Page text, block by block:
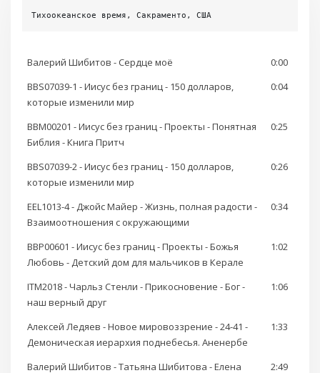
Тихоокеанское время, Сакраменто, США
Валерий Шибитов - Сердце моё
0:00
BBS07039-1 - Иисус без границ - 150 долларов,
которые изменили мир
0:04
BBM00201 - Иисус без границ - Проекты - Понятная
Библия - Книга Притч
0:25
BBS07039-2 - Иисус без границ - 150 долларов,
которые изменили мир
0:26
EEL1013-4 - Джойс Майер - Жизнь, полная радости -
Взаимоотношения с окружающими
0:34
BBP00601 - Иисус без границ - Проекты - Божья
Любовь - Детский дом для мальчиков в Керале
1:02
ITM2018 - Чарльз Стенли - Прикосновение - Бог -
наш верный друг
1:06
Алексей Ледяев - Новое мировоззрение - 24-41 -
Демоническая иерархия поднебесья. Аненербе
1:33
Валерий Шибитов - Татьяна Шибитова - Елена
2:49